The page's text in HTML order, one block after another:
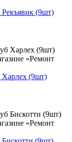
(9шт)
(9шт)